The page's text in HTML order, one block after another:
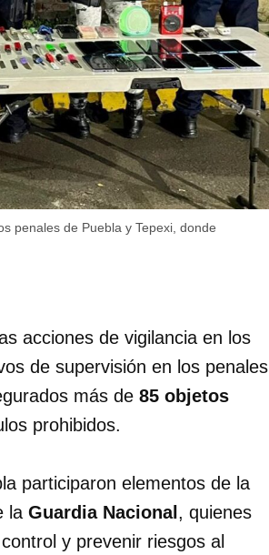
penales de Puebla y Tepexi, donde
acciones de vigilancia en los
de supervisión en los penales
más de 85 objetos
prohibidos.
participaron elementos de la
la Guardia Nacional , quienes
y prevenir riesgos al